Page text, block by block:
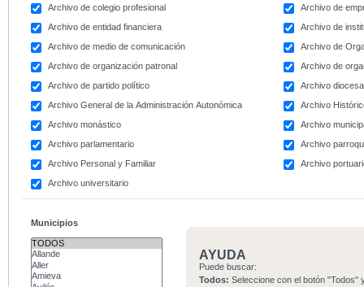
Archivo de colegio profesional
Archivo de
Archivo de entidad financiera
Archivo de
Archivo de medio de comunicación
Archivo de
Archivo de organización patronal
Archivo de
Archivo de partido político
Archivo
Archivo General de la Administración Autonómica
Archivo
Archivo monástico
Archivo
Archivo parlamentario
Archivo
Archivo Personal y Familiar
Archivo
Archivo universitario
Municipios
AYUDA
Puede buscar:
Todos: Seleccione con el botón "Todos"